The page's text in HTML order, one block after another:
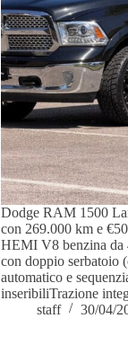
Dodge RAM 1500
con 269.000 km e
HEMI V8 benzina da
con doppio serbatoio
automatico e
inseribiliTrazione
staff
30/04/